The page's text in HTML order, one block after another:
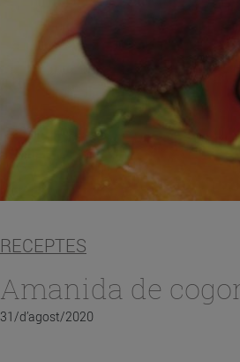
RECEPTES
Amanida de
31/d’agost/2020